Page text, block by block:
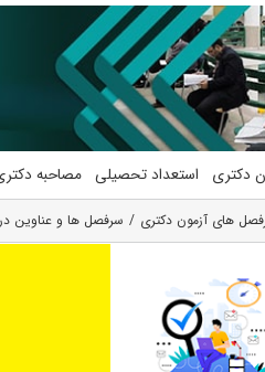
دکتری استعداد تحصیلی مصاحبه
های آزمون دکتری سرفصل ها و عناوین